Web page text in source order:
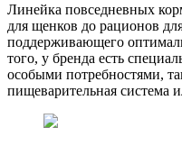
Линейка повседневных
для щенков до рационов
поддерживающего
того, у бренда есть
особыми потребностями,
пищеварительная система